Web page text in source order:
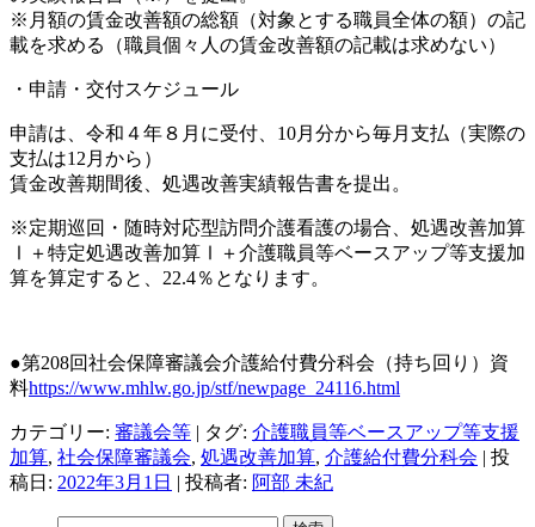
※月額の賃金改善額の総額（対象とする職員全体の額）の記
載を求める（職員個々人の賃金改善額の記載は求めない）
・申請・交付スケジュール
申請は、令和４年８月に受付、10月分から毎月支払（実際の
支払は12月から）
賃金改善期間後、処遇改善実績報告書を提出。
※定期巡回・随時対応型訪問介護看護の場合、処遇改善加算
Ⅰ＋特定処遇改善加算Ⅰ＋介護職員等ベースアップ等支援加
算を算定すると、22.4％となります。
●第208回社会保障審議会介護給付費分科会（持ち回り）資
料https://www.mhlw.go.jp/stf/newpage_24116.html
カテゴリー: 審議会等 | タグ: 介護職員等ベースアップ等支援
加算, 社会保障審議会, 処遇改善加算, 介護給付費分科会 | 投
稿日: 2022年3月1日 | 投稿者: 阿部 未紀